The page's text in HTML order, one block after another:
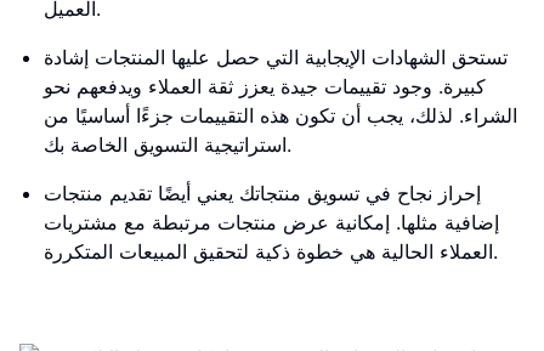
العميل.
تستحق الشهادات الإيجابية التي حصل عليها المنتجات إشادة
كبيرة. وجود تقييمات جيدة يعزز ثقة العملاء ويدفعهم نحو
الشراء. لذلك، يجب أن تكون هذه التقييمات جزءًا أساسيًا من
استراتيجية التسويق الخاصة بك.
إحراز نجاح في تسويق منتجاتك يعني أيضًا تقديم منتجات
إضافية مثلها. إمكانية عرض منتجات مرتبطة مع مشتريات
العملاء الحالية هي خطوة ذكية لتحقيق المبيعات المتكررة.